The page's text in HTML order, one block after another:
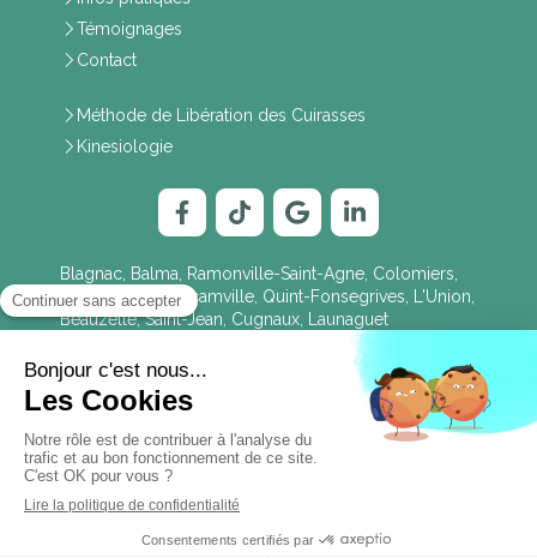
Témoignages
Contact
Méthode de Libération des Cuirasses
Kinesiologie
Blagnac, Balma, Ramonville-Saint-Agne, Colomiers,
Tournefeuille, Aucamville, Quint-Fonsegrives, L'Union,
Beauzelle, Saint-Jean, Cugnaux, Launaguet
Plan du site
Mentions légales
Création et référencement du site par Simplébo
Site partenaire deAnnuaire Thérapeutes